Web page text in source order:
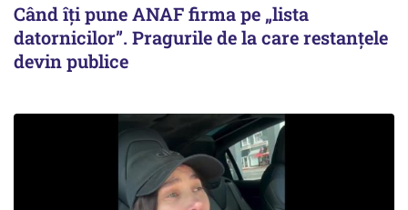
Când îți pune ANAF firma pe „lista
datornicilor”. Pragurile de la care restanțele
devin publice